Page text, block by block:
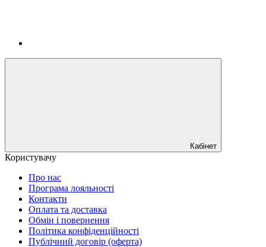
Кабінет
Користувачу
Про нас
Програма лояльності
Контакти
Оплата та доставка
Обмін і повернення
Політика конфіденційності
Публічний договір (оферта)